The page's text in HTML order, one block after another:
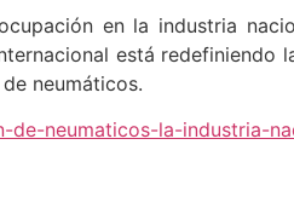
en la industria
está redefiniendo
neumáticos.
neumaticos-la-industria-